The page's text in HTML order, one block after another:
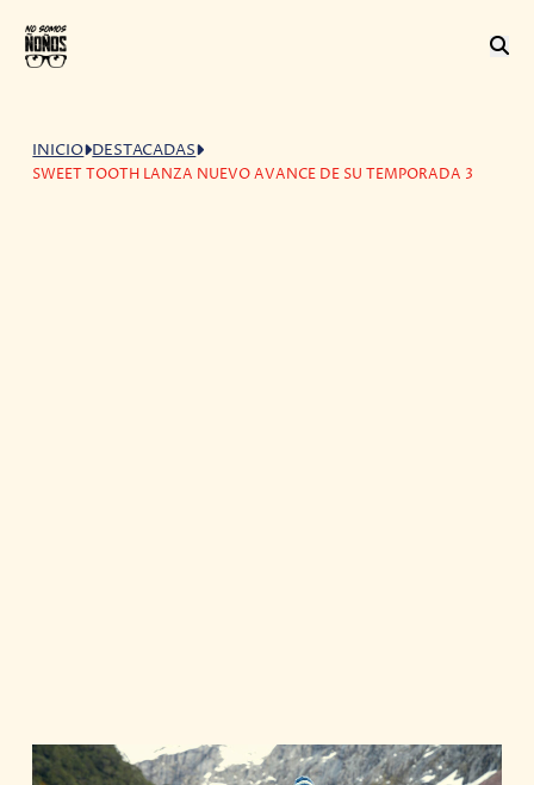
INICIO DESTACADAS
SWEET TOOTH LANZA NUEVO AVANCE DE SU TEMPORADA 3